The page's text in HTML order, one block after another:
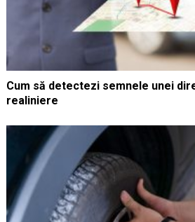
Cum să detectezi semnele unei
realiniere